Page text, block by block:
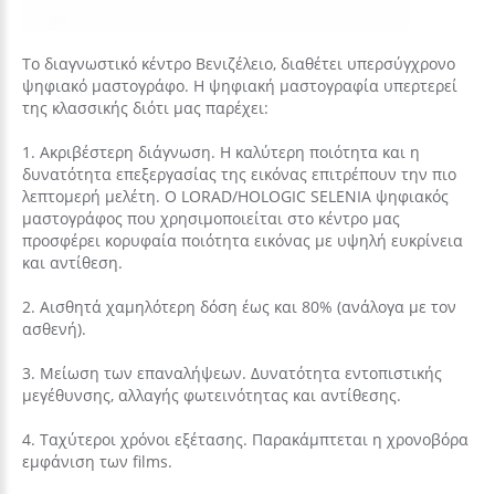
Το διαγνωστικό κέντρο Βενιζέλειο, διαθέτει υπερσύγχρονο
ψηφιακό μαστογράφο. Η ψηφιακή μαστογραφία υπερτερεί
της κλασσικής διότι μας παρέχει:
1. Aκριβέστερη διάγνωση. Η καλύτερη ποιότητα και η
δυνατότητα επεξεργασίας της εικόνας επιτρέπουν την πιο
λεπτομερή μελέτη. Ο LORAD/HOLOGIC SELENIA ψηφιακός
μαστογράφος που χρησιμοποιείται στο κέντρο μας
προσφέρει κορυφαία ποιότητα εικόνας με υψηλή ευκρίνεια
και αντίθεση.
2. Αισθητά χαμηλότερη δόση έως και 80% (ανάλογα με τον
ασθενή).
3. Μείωση των επαναλήψεων. Δυνατότητα εντοπιστικής
μεγέθυνσης, αλλαγής φωτεινότητας και αντίθεσης.
4. Ταχύτεροι χρόνοι εξέτασης. Παρακάμπτεται η χρονοβόρα
εμφάνιση των films.